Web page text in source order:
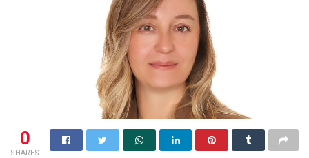
0
SHARES